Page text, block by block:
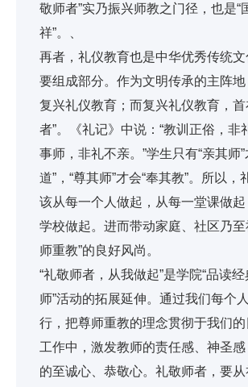
敬师者”实乃振兴师教之门径，也是“
祥”。、
再者，礼仪教育也是中华优秀传统
要组成部分。作为文明传承的主阵
复兴礼仪教育；而复兴礼仪教育，首
者”。《礼记》中说：“教训正俗，非
事师，非礼不亲。”学生只有“亲其师”
道”，“尊其师”才会“奉其教”。所以，
该从每一个人做起，从每一堂课做
学校做起。进而带动家庭、社区乃至
师重教”的良好风尚。
“礼敬师者，从我做起”是学院“品读
师”活动的拓展延伸。通过我们每个
行，把尊师重教的理念贯彻于我们
工作中，激发教师的责任感、神圣
的至诚心、恭敬心。礼敬师者，要